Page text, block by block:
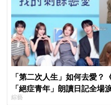
「第二次人生」如何去愛？
「絕症青年」朗讀日記全場
識」！
綜藝